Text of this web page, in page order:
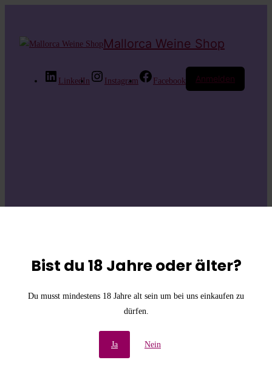
Bist du 18 Jahre oder älter?
Du musst mindestens 18 Jahre alt sein um bei uns einkaufen zu
dürfen.
Ja Nein
Mallorca Weine Shop
LinkedIn Instagram Facebook Anmelden
die
Unannehmlichkeiten!
Wir arbeiten an einer
großartigen Sache –